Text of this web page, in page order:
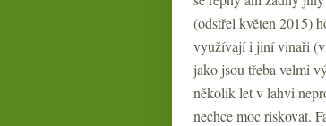
(odstřel květen 2015)
využívají i jiní vinaři
jako jsou třeba velmi
několik let v lahvi
nechce moc riskovat.